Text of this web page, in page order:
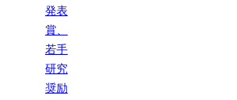
発表
賞、
若手
研究
奨励